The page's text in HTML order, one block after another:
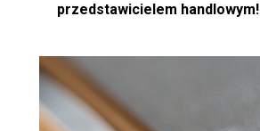
przedstawicielem handlowym!